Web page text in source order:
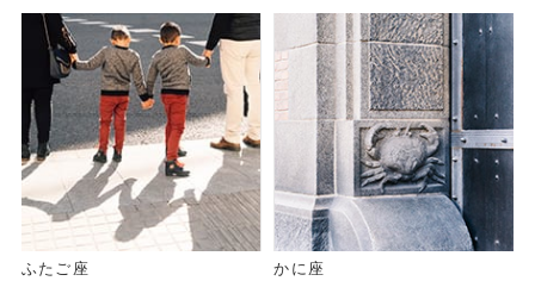
ふたご座 かに座